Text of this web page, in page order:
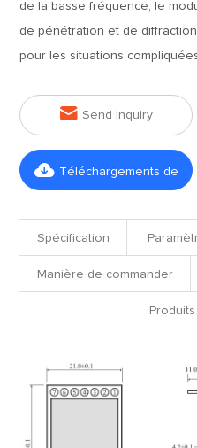
de la basse fréquence, le
de pénétration et de
pour les situations
 Send Inquiry
 Téléchargements de
Spécification
Manière de commander